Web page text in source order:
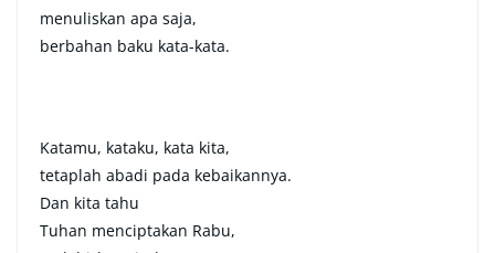
menuliskan apa saja,
berbahan baku kata-kata.
Katamu, kataku, kata kita,
tetaplah abadi pada kebaikannya.
Dan kita tahu
Tuhan menciptakan Rabu,